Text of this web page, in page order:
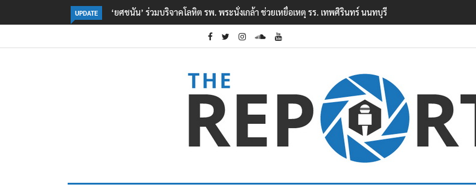
UPDATE ตร. อยู่ระหว่างสอบสวนแรงจูงใจ เหตุยิงในโรงเรียนเทพศิรินทร์ นนทบุรี พบเด็กก่อเหตุเครียดเรื่องเรียน